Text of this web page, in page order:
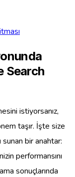
Search
istiyorsanız,
taşır. İşte size
sunan bir anahtar:
performansını
sonuçlarında